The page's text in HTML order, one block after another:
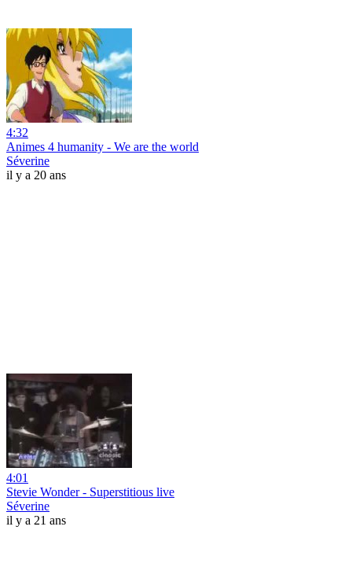
4:32
Animes 4 humanity - We are the world
Séverine
il y a 20 ans
4:01
Stevie Wonder - Superstitious live
Séverine
il y a 21 ans